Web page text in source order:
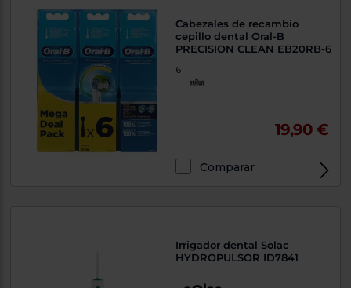
Cabezales de recambio
cepillo dental Oral-B
PRECISION CLEAN EB20RB-6
6
19,90 €
Comparar
Irrigador dental Solac
HYDROPULSOR ID7841